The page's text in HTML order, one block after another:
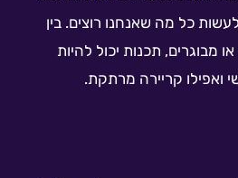
כל מה שאנחנו רוצים. בין
מבוגרים, תכנות יכול להיות
ואפילו קריירה מרתקת.